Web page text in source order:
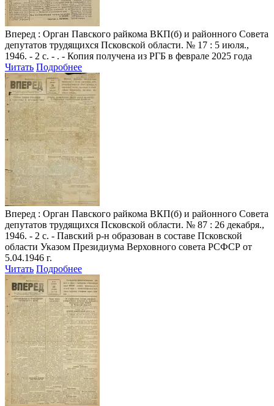
Вперед : Орган Павского райкома ВКП(б) и районного Совета
депутатов трудящихся Псковской области. № 17 : 5 июля.,
1946. - 2 с. - . - Копия получена из РГБ в феврале 2025 года
Читать Подробнее
Вперед : Орган Павского райкома ВКП(б) и районного Совета
депутатов трудящихся Псковской области. № 87 : 26 декабря.,
1946. - 2 с. - Павский р-н образован в составе Псковской
области Указом Президиума Верховного совета РСФСР от
5.04.1946 г.
Читать Подробнее